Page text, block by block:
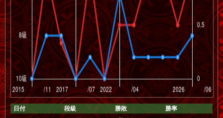
日付 段級 勝敗
勝率